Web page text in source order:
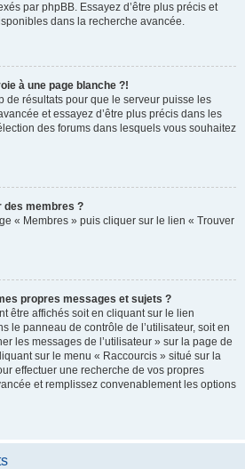
par phpBB. Essayez d’être plus précis et
dans la recherche avancée.
à une page blanche ?!
de résultats pour que le serveur puisse les
et essayez d’être plus précis dans les
des forums dans lesquels vous souhaitez
des membres ?
« Membres » puis cliquer sur le lien « Trouver
propres messages et sujets ?
être affichés soit en cliquant sur le lien
le panneau de contrôle de l’utilisateur, soit en
les messages de l’utilisateur » sur la page de
sur le menu « Raccourcis » situé sur la
effectuer une recherche de vos propres
et remplissez convenablement les options